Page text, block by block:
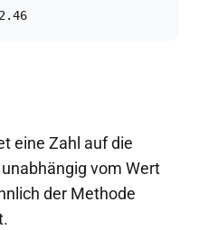
eine Zahl auf die
vom Wert
der Methode